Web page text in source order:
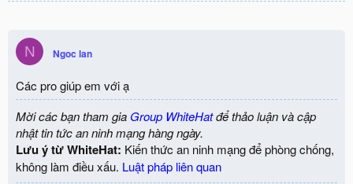
N Ngoc lan
Các pro giúp em với ạ
Mời các bạn tham gia Group WhiteHatđể thảo luận và cập
nhật tin tức an ninh mạng hàng ngày.
Lưu ý từ WhiteHat: Kiến thức an ninh mạng để phòng chống,
không làm điều xấu. Luật pháp liên quan